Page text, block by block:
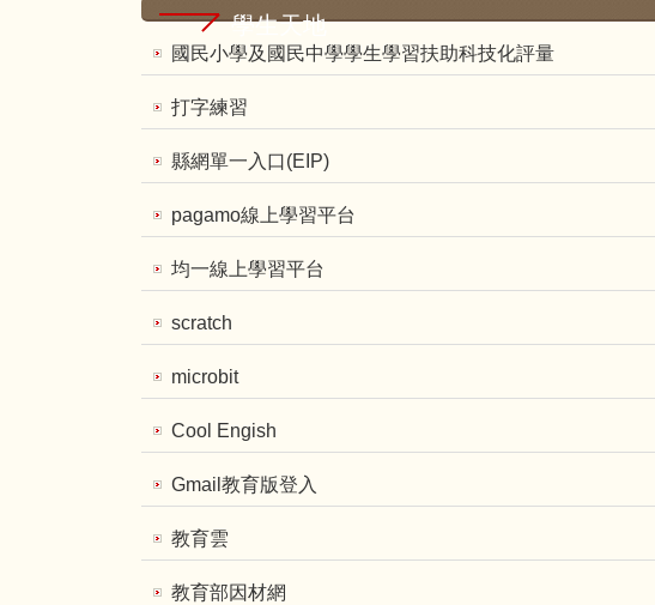
學生天地
國民小學及國民中學學生學習扶助科技化評量
打字練習
縣網單一入口(EIP)
pagamo線上學習平台
均一線上學習平台
scratch
microbit
Cool Engish
Gmail教育版登入
教育雲
教育部因材網